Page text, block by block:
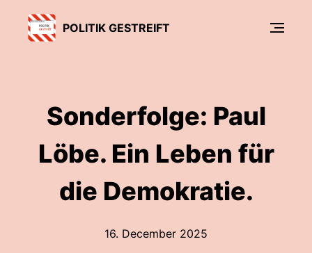
POLITIK GESTREIFT
Sonderfolge: Paul
Löbe. Ein Leben für
die Demokratie.
16. December 2025